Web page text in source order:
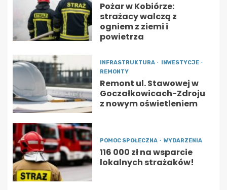
Pożar w Kobiórze:
strażacy walczą z
ogniem z ziemi i
powietrza
INFRASTRUKTURA
INWESTYCJE
REMONTY
Remont ul. Stawowej w
Goczałkowicach-Zdroju
z nowym oświetleniem
POMOC SPOŁECZNA WYDARZENIA
116 000 zł na wsparcie
lokalnych strażaków!